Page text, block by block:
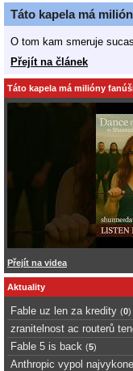
Táto kapela má
O tom kam smeruje
Přejít na článek
Táto kapela má milióny
Přejít na videa
Aktuality
Fable uz len za kredity (0)
zranitelnost ac routerů
Fable 5 is back (5)
Anthropic vypol